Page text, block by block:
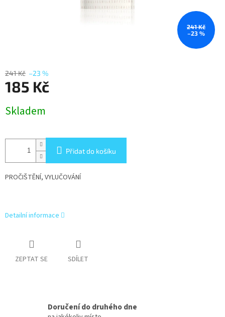
241 Kč
–23 %
241 Kč –23 %
185 Kč
cena:
Skladem
Přidat do košíku
PROČIŠTĚNÍ, VYLUČOVÁNÍ
Detailní informace
ZEPTAT SE SDÍLET
Doručení do druhého dne